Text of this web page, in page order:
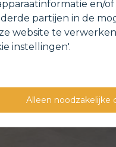
en/
partijen in de
website te
instellingen'.
Alleen noodzakelijke